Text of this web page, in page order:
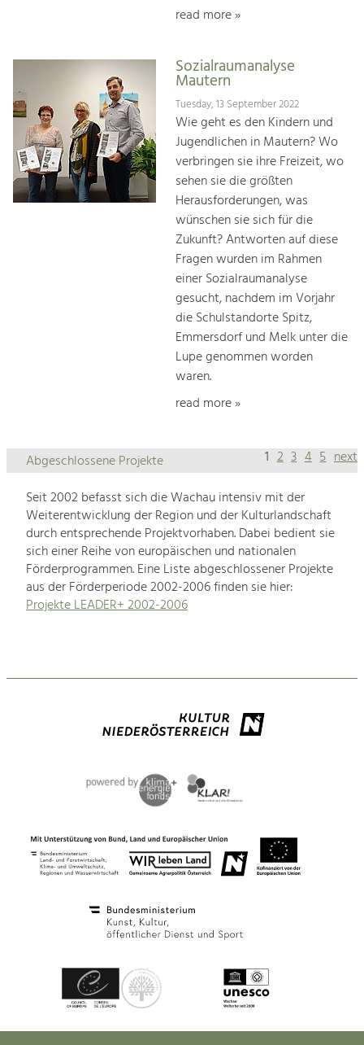
read more »
Sozialraumanalyse
Mautern
Tuesday, 13 September 2022
Wie geht es den Kindern und
Jugendlichen in Mautern? Wo
verbringen sie ihre Freizeit, wo
sehen sie die größten
Herausforderungen, was
wünschen sie sich für die
Zukunft? Antworten auf diese
Fragen wurden im Rahmen
einer Sozialraumanalyse
gesucht, nachdem im Vorjahr
die Schulstandorte Spitz,
Emmersdorf und Melk unter die
Lupe genommen worden
waren.
read more »
1 2 3 4 5 next
Abgeschlossene Projekte
Seit 2002 befasst sich die Wachau intensiv mit der
Weiterentwicklung der Region und der Kulturlandschaft
durch entsprechende Projektvorhaben. Dabei bedient sie
sich einer Reihe von europäischen und nationalen
Förderprogrammen. Eine Liste abgeschlossener Projekte
aus der Förderperiode 2002-2006 finden sie hier:
Projekte LEADER+ 2002-2006